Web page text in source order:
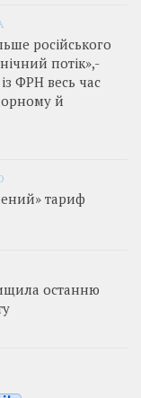
російського
потік»,­
ФРН весь час
й
тариф
останню